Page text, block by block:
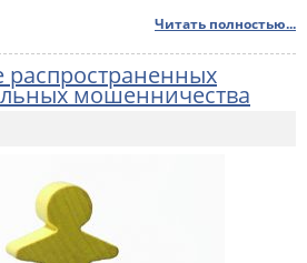
Читать полностью...
распространенных
мошенничества